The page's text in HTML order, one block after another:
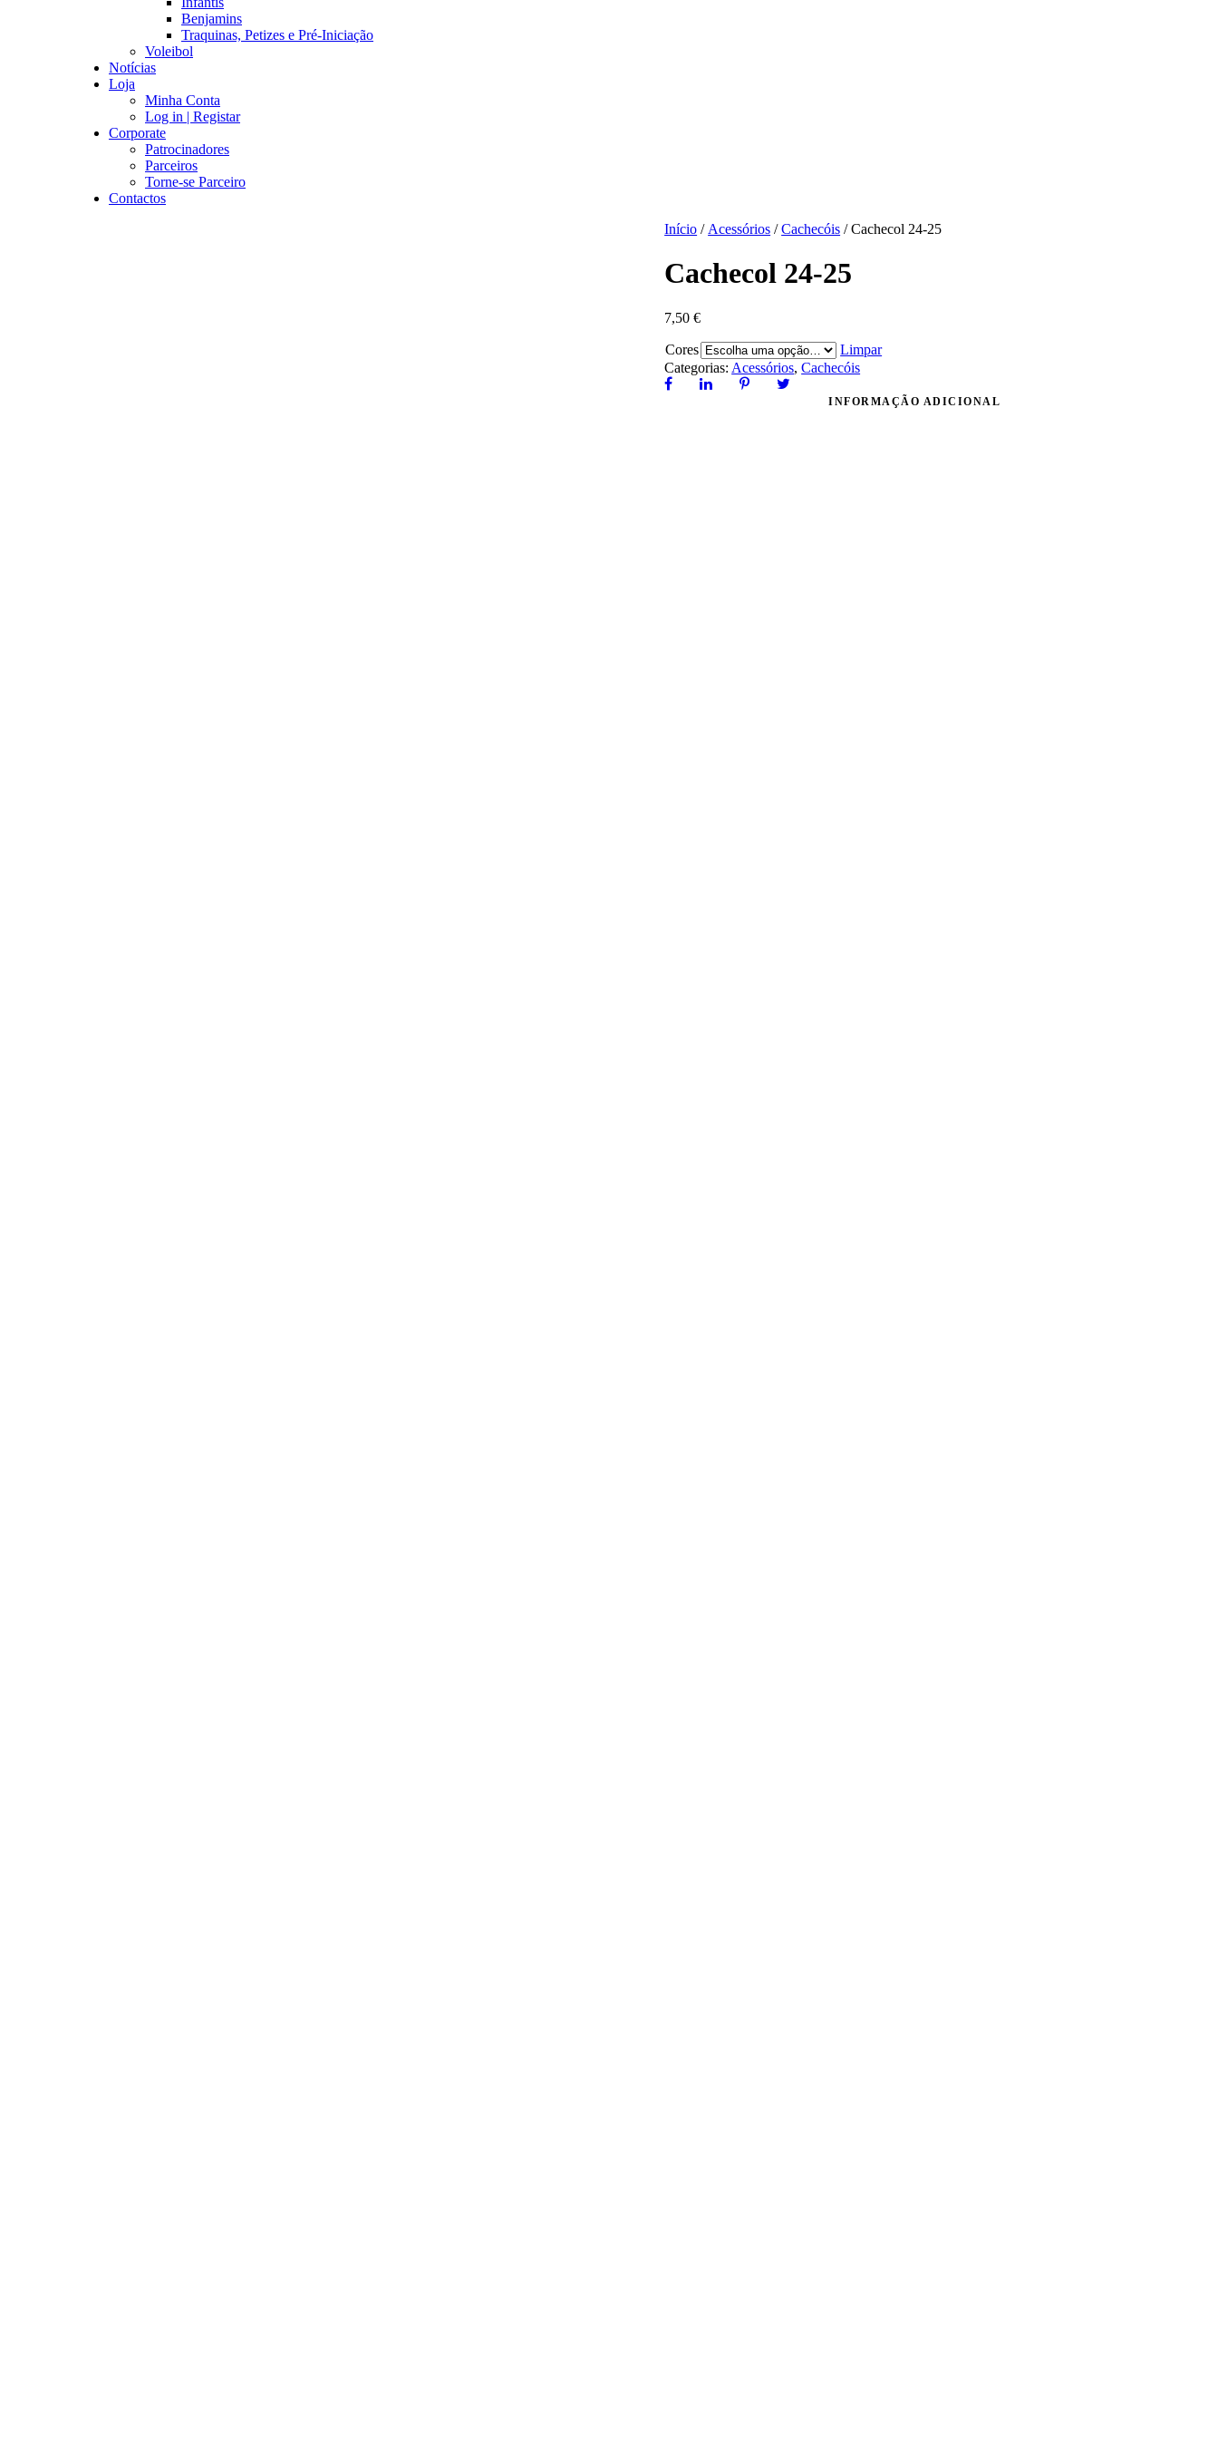
Benjamins
Traquinas, Petizes e Pré-Iniciação
Voleibol
Notícias
Loja
Minha Conta
Log in | Registar
Corporate
Patrocinadores
Parceiros
Torne-se Parceiro
Contactos
Início / Acessórios /Cachecóis / Cachecol 24-25
Cachecol 24-25
7,50€
Cores
Limpar
Categorias: Acessórios,Cachecóis
INFORMAÇÃO ADICIONAL